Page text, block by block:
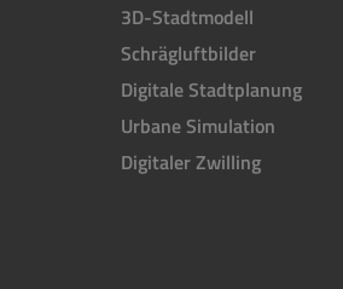
3D-Stadtmodell
Schrägluftbilder
Digitale Stadtplanung
Urbane Simulation
Digitaler Zwilling